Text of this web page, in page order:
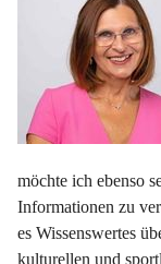
möchte ich ebenso
Informationen zu
es Wissenswertes
kulturellen und